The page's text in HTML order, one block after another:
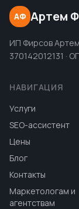
АФ Артем
ИП Фирсов
370142012131 ·
НАВИГАЦИЯ
Услуги
SEO-ассистент
Цены
Блог
Контакты
Маркетологам и
агентствам